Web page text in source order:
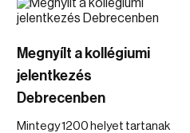
Megnyílt a kollégiumi
jelentkezés
Debrecenben
Mintegy 1200 helyet tartanak